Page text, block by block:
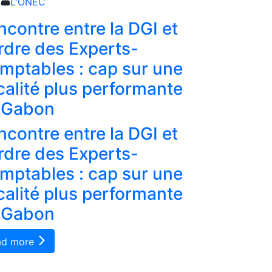
entre la DGI et
des Experts-
: cap sur une
plus performante
entre la DGI et
des Experts-
: cap sur une
plus performante
more